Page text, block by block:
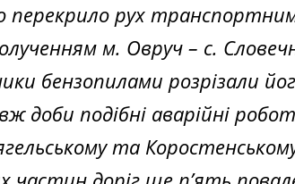
перекрило рух
м. Овруч – с.
бензопилами розрізали
доби подібні аварійні
та